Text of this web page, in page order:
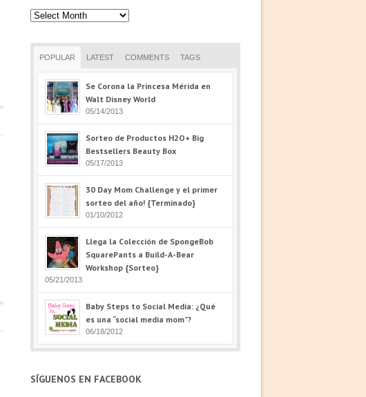
Archivos
POPULAR LATEST COMMENTS TAGS
Se Corona la Princesa Mérida en
Walt Disney World
05/14/2013
Sorteo de Productos H2O+ Big
Bestsellers Beauty Box
05/17/2013
30 Day Mom Challenge y el primer
sorteo del año! {Terminado}
01/10/2012
Llega la Colección de SpongeBob
SquarePants a Build-A-Bear
Workshop {Sorteo}
05/21/2013
Baby Steps to Social Media: ¿Qué
es una “social media mom”?
06/18/2012
SÍGUENOS EN FACEBOOK